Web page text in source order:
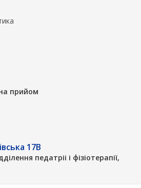
прийом
17В
педатріі і фізіотерапії,